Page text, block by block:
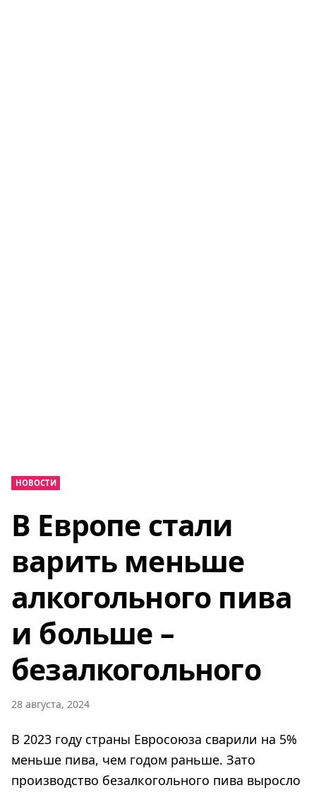
НОВОСТИ
В Европе стали
варить меньше
алкогольного пива
и больше –
безалкогольного
28 августа, 2024
В 2023 году страны Евросоюза сварили на 5%
меньше пива, чем годом раньше. Зато
производство безалкогольного пива выросло